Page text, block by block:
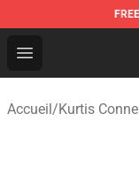
FREE
Open menu
Kurtis Conner
Accueil/Kurtis